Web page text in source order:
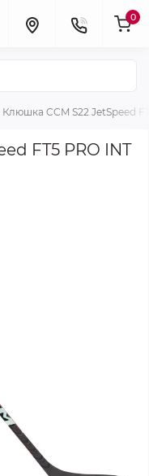
0
Клюшка CCM S22 JetSpeed
FT5 PRO INT